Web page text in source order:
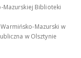
Mazurskiej Biblioteki
Mazurski w
w Olsztynie